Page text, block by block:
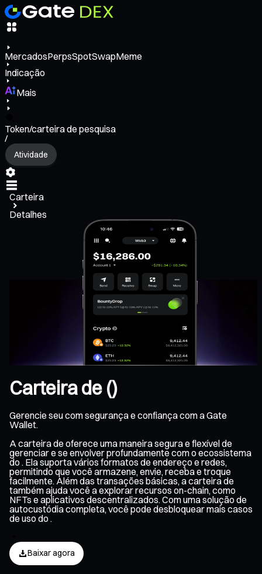
MercadosPerpsSpotSwapMeme
Indicação
Mais
Token/carteira de pesquisa
/
Atividade
Carteira
Detalhes
Carteira de ()
Gerencie seu com segurança e confiança com a Gate
Wallet.
A carteira de oferece uma maneira segura e flexível de
gerenciar e se envolver profundamente com o ecossistema
do . Ela suporta vários formatos de endereço e redes,
permitindo que você armazene, envie, receba e troque
facilmente. Além das transações básicas, a carteira de
também ajuda você a explorar recursos on-chain, como
NFTs e aplicativos descentralizados. Com uma solução de
autocustódia completa, você pode desbloquear mais casos
de uso do .
Baixar agora